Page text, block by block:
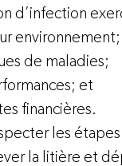
d’infection
environnement;
de maladies;
et
financières.
les
la litière et